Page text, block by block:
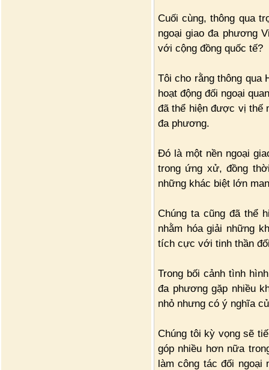
Cuối cùng, thông qua
ngoại giao đa phương
với cộng đồng quốc tế?
Tôi cho rằng thông qua
hoạt động đối ngoại
đã thể hiện được vị thế
đa phương.
Đó là một nền ngoại
trong ứng xử, đồng
những khác biệt lớn
Chúng ta cũng đã thể
nhằm hóa giải những
tích cực với tinh thần
Trong bối cảnh tình
đa phương gặp nhiều
nhỏ nhưng có ý nghĩa
Chúng tôi kỳ vọng sẽ
góp nhiều hơn nữa
làm công tác đối ngoại